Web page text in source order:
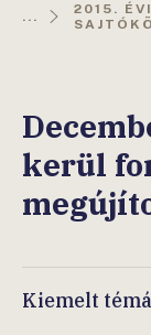
...
2015. ÉVI
kerül
Kiemelt